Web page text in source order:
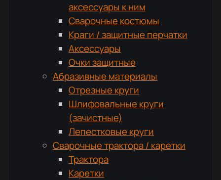
аксессуары к ним
Сварочные костюмы
Краги / защитные перчатки
Аксессуары
Очки защитные
Абразивные материалы
Отрезные круги
Шлифовальные круги
(зачистные)
Лепестковые круги
Сварочные трактора / каретки
Трактора
Каретки